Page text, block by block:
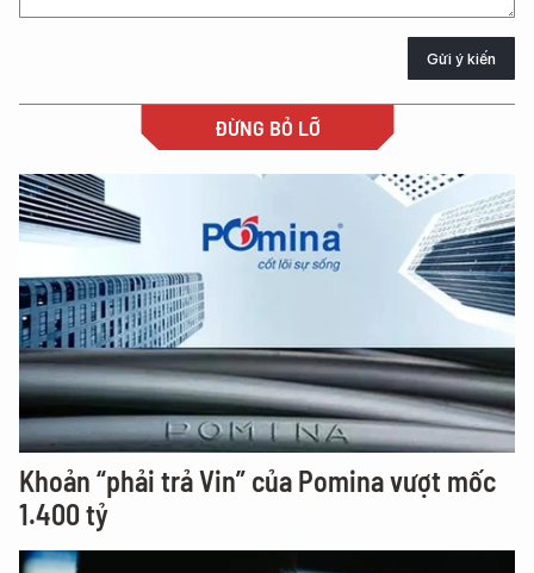
Gửi ý kiến
ĐỪNG BỎ LỠ
Khoản “phải trả Vin” của Pomina vượt mốc
1.400 tỷ